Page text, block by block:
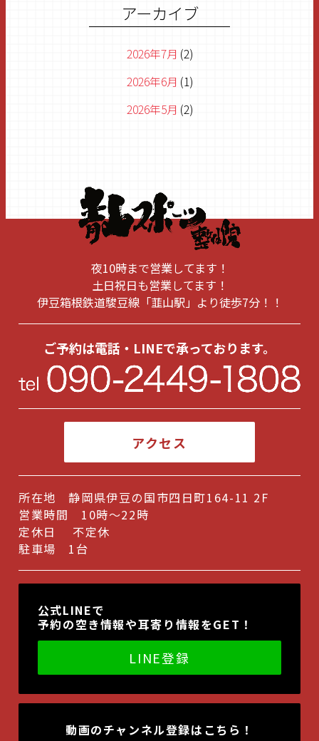
アーカイブ
2026年7月 (2)
2026年6月 (1)
2026年5月 (2)
2026年1月
2025年11月(1)
2025年6月(2)
2025年5月(1)
2024年10月(1)
2024年9月(1)
2024年5月(1)
2024年2月(1)
2023年6月(1)
2022年11月(1)
2022年10月(1)
2022年9月(1)
2022年7月 (1)
夜10時まで営業してます！
土日祝日も営業してます！
伊豆箱根鉄道駿豆線「韮山駅」より徒歩7分！！
ご予約は電話・LINEで承っております。
アクセス
所在地 静岡県伊豆の国市四日町164-11 2F
営業時間 10時～22時
定休日 不定休
駐車場 1台
公式LINEで
予約の空き情報や耳寄り情報をGET！
LINE登録
動画のチャンネル登録はこちら！